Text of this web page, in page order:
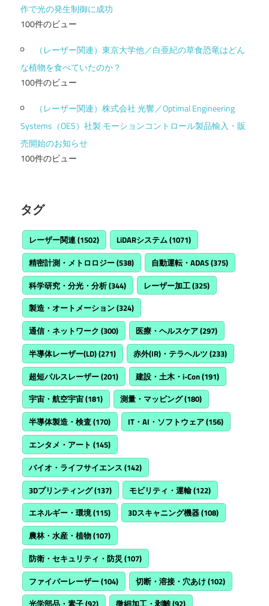
作で光の発生制御に成功
100件のビュー
（レーザー関連）東京大学他／白亜紀の草食恐竜はどん
な植物を食べていたのか？
100件のビュー
（レーザー関連）株式会社 光響／Optimal Engineering
Systems（OES）社製 モーションコントロール製品輸入・販
売開始のお知らせ
100件のビュー
タグ
レーザー関連(1502) LiDARシステム(1071)
精密計測・メトロロジー(538) 自動運転・ADAS(375)
科学研究・分光・分析(344) レーザー加工(325)
製造・オートメーション(324)
通信・ネットワーク (300) 医療・ヘルスケア(297)
半導体レーザー(LD)(271) 赤外(IR)・テラヘルツ (233)
超短パルスレーザー(201) 建設・土木・i-Con(191)
宇宙・航空宇宙(181) 測量・マッピング(180)
半導体製造・検査(170) IT・AI・ソフトウェア(156)
エンタメ・アート (145)
バイオ・ライフサイエンス (142)
3Dプリンティング(137) モビリティ・運輸(122)
エネルギー・環境(115) 3Dスキャニング機器(108)
農林・水産・植物(107)
防衛・セキュリティ・防災 (107)
ファイバーレーザー(104) 切断・溶接・穴あけ(102)